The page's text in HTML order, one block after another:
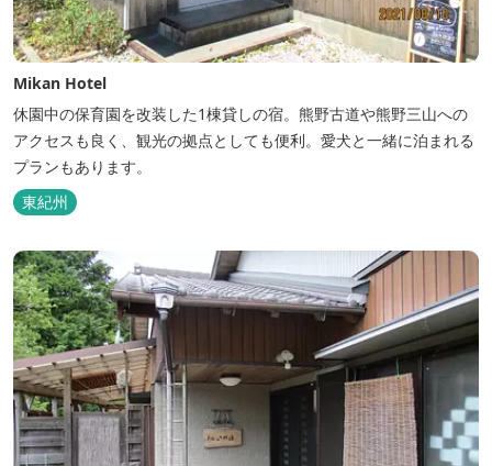
Mikan Hotel
休園中の保育園を改装した1棟貸しの宿。熊野古道や熊野三山への
アクセスも良く、観光の拠点としても便利。愛犬と一緒に泊まれる
プランもあります。
東紀州